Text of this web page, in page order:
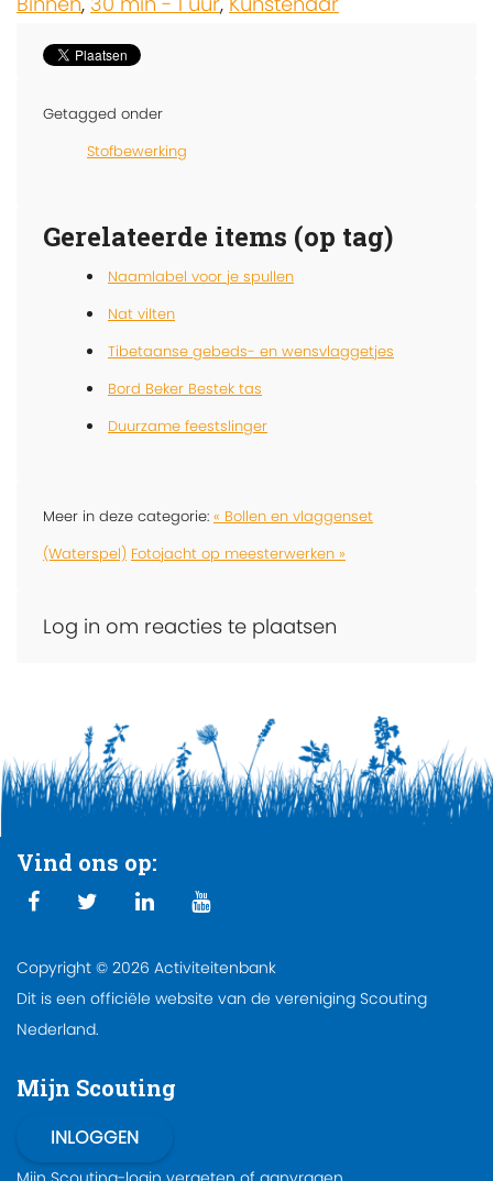
Getagged onder
Stofbewerking
Gerelateerde items (op tag)
Naamlabel voor je spullen
Nat vilten
Tibetaanse gebeds- en wensvlaggetjes
Bord Beker Bestek tas
Duurzame feestslinger
Meer in deze categorie: « Bollen en vlaggenset
(Waterspel) Fotojacht op meesterwerken »
Log in om reacties te plaatsen
Vind ons op:
Copyright © 2026 Activiteitenbank
Dit is een officiële website van de vereniging Scouting
Nederland.
Mijn Scouting